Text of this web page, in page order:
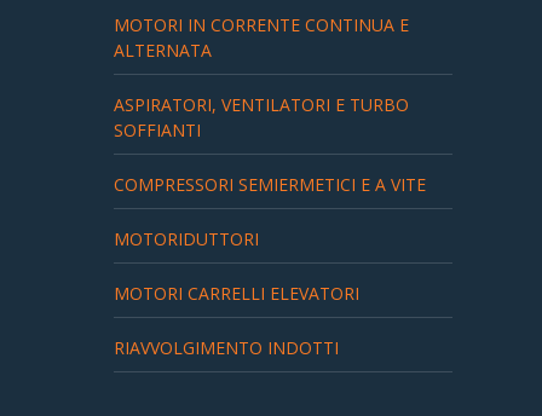
MOTORI IN CORRENTE CONTINUA E
ALTERNATA
ASPIRATORI, VENTILATORI E TURBO
SOFFIANTI
COMPRESSORI SEMIERMETICI E A VITE
MOTORIDUTTORI
MOTORI CARRELLI ELEVATORI
RIAVVOLGIMENTO INDOTTI